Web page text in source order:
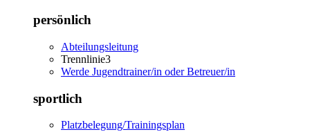
persönlich
Abteilungsleitung
Trennlinie3
Werde Jugendtrainer/in oder Betreuer/in
sportlich
Platzbelegung/Trainingsplan